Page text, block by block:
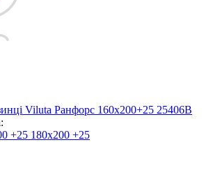
Viluta Ранфорс 160х200+25 25406В
+25 180х200 +25